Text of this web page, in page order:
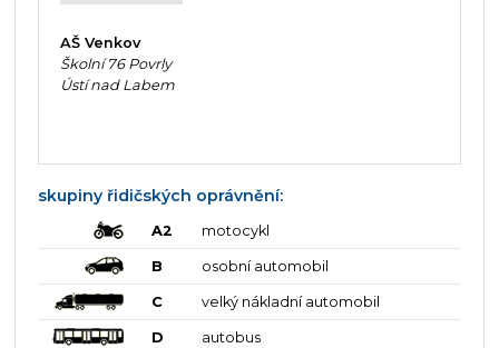
AŠ Venkov
Školní 76 Povrly
Ústí nad Labem
skupiny řidičských oprávnění:
A2 motocykl
B osobní automobil
C velký nákladní automobil
D autobus